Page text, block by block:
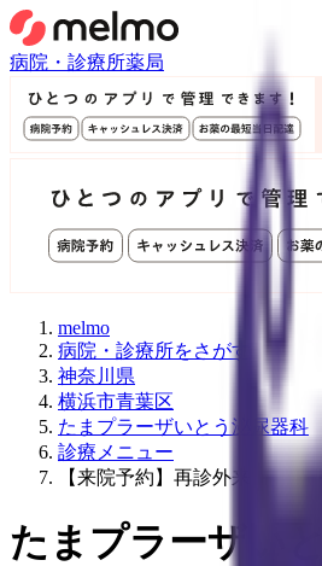
病院・診療所薬局
melmo
病院・診療所をさがす
神奈川県
横浜市青葉区
たまプラーザいとう泌尿器科
診療メニュー
【来院予約】再診外来
たまプラーザい